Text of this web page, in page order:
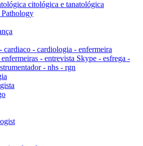
citológica e tanatológica
cardiaco - cardiologia - enfermeira
enfermeiras - entrevista Skype - esfrega -
- nhs - rgn